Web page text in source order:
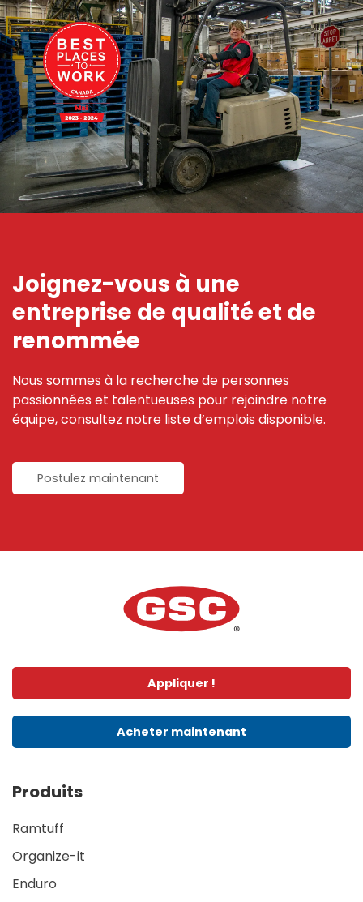
Joignez-vous à une
entreprise de qualité et de
renommée
Nous sommes à la recherche de personnes
passionnées et talentueuses pour rejoindre notre
équipe, consultez notre liste d’emplois disponible.
Postulez maintenant
Appliquer !
Acheter maintenant
Produits
Ramtuff
Organize-it
Enduro